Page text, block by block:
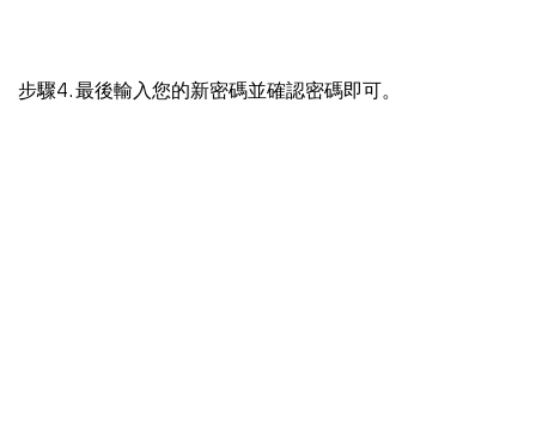
步驟4. 最後輸入您的新密碼並確認密碼即可。